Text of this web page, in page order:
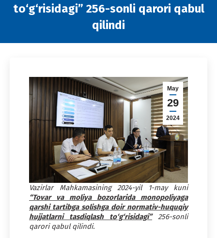
to‘g‘risidagi” 256-sonli qarori qabul
qilindi
May
29
2024
Vazirlar Mahkamasining 2024-yil 1-may kuni
“Tovar va moliya bozorlarida monopoliyaga
qarshi tartibga solishga doir normativ-huquqiy
hujjatlarni tasdiqlash to‘g‘risidagi”256-sonli
qarori qabul qilindi.